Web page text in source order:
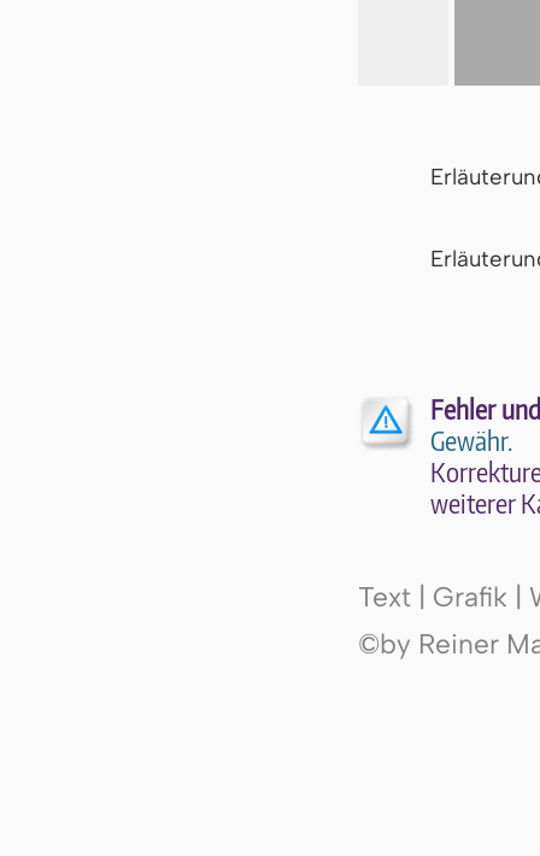
Fehler
Gewähr.
wei­te­rer
Text | Grafik |
©by Reiner